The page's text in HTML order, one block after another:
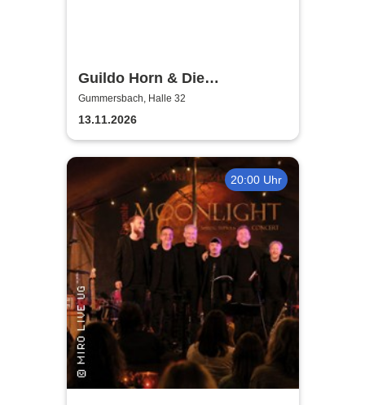
Guildo Horn & Die
Orthopädischen Strümpfe -
Weihnachten mit Guildo
Gummersbach, Halle 32
13.11.2026
20:00 Uhr